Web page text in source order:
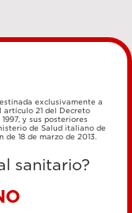
exclusivamente a
artículo 21 del Decreto
y sus posteriores
de Salud italiano de
18 de marzo de 2013.
sanitario?